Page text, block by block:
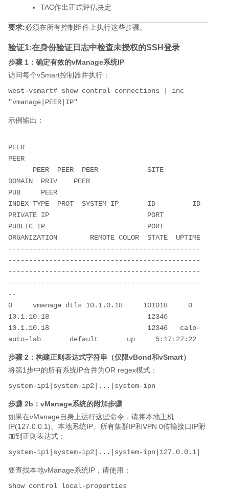
TAC作出正式评估决定
要求:必须在所有控制组件上执行这些步骤。
验证1:在身份验证日志中检查未授权的SSH登录
步骤 1：确定有效的vManage系统IP
访问每个vSmart控制器并执行：
west-vsmart# show control connections | inc
示例输出：
PEER
PEER
DOMAIN  PRIV    PEER
PUB     PEER
INDEX TYPE  PROT  SYSTEM IP       ID         ID
PRIVATE IP                        PORT
PUBLIC IP                         PORT
ORGANIZATION        REMOTE COLOR  STATE  UPTIME
-----------------------------------------------
-----------------------------------------------
-----------------------------------------------
-----------------------------------------------
--
0     vmanage dtls 10.1.0.18     101018     0
10.1.10.18                        12346
10.1.10.18                        12346   calo-
步骤 2：构建正则表达式字符串（仅限vBond和vSmart）
将第1步中的所有系统IP合并为OR regex模式：
步骤 2b：vManage系统的附加步骤
如果在vManage自身上运行这些命令，请将本地主机
IP(127.0.0.1)、本地系统IP、所有集群IP和VPN 0传输接口IP附
加到正则表达式：
system-ip1|system-ip2|...|system-ipn|127.0.0.1|
要查找本地vManage系统IP，请使用：